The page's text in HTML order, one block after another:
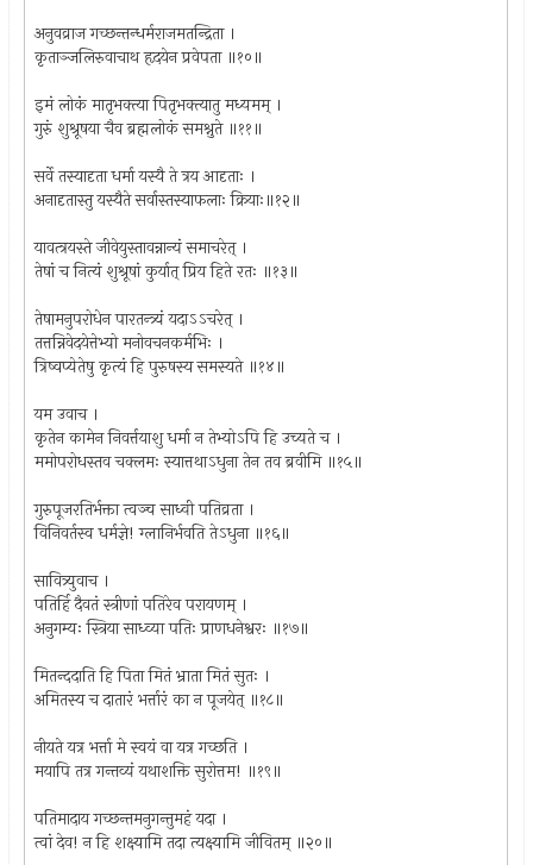
अनुवव्राज गच्छन्तन्धर्मराजमतन्द्रिता ।
कृताञ्जलिरुवाचाथ हृदयेन प्रवेपता ॥१०॥
इमं लोकं मातृभक्त्या पितृभक्त्यातु मध्यमम् ।
गुरुं शुश्रूषया चैव ब्रह्मलोकं समश्नुते ॥११॥
सर्वे तस्यादृता धर्मा यस्यै ते त्रय आदृताः ।
अनादृतास्तु यस्यैते सर्वास्तस्याफलाः क्रियाः॥१२॥
यावत्त्रयस्ते जीवेयुस्तावन्नान्यं समाचरेत् ।
तेषां च नित्यं शुश्रूषां कुर्यात् प्रिय हिते रतः ॥१३॥
तेषामनुपरोधेन पारतन्त्र्यं यदाऽऽचरेत् ।
तत्तन्निवेदयेत्तेभ्यो मनोवचनकर्मभिः ।
त्रिष्वप्येतेषु कृत्यं हि पुरुषस्य समस्यते ॥१४॥
यम उवाच ।
कृतेन कामेन निवर्त्तयाशु धर्मा न तेभ्योऽपि हि उच्यते च ।
ममोपरोधस्तव चक्लमः स्यात्तथाऽधुना तेन तव ब्रवीमि ॥१५॥
गुरुपूजरतिर्भक्ता त्वञ्च साध्वी पतिव्रता ।
विनिवर्तस्व धर्मज्ञे! ग्लानिर्भवति तेऽधुना ॥१६॥
सावित्र्युवाच ।
पतिर्हि दैवतं स्त्रीणां पतिरेव परायणम् ।
अनुगम्यः स्त्रिया साध्व्या पतिः प्राणधनेश्वरः ॥१७॥
मितन्ददाति हि पिता मितं भ्राता मितं सुतः ।
अमितस्य च दातारं भर्त्तारं का न पूजयेत् ॥१८॥
नीयते यत्र भर्त्ता मे स्वयं वा यत्र गच्छति ।
मयापि तत्र गन्तव्यं यथाशक्ति सुरोत्तम! ॥१९॥
पतिमादाय गच्छन्तमनुगन्तुमहं यदा ।
त्वां देव! न हि शक्ष्यामि तदा त्यक्ष्यामि जीवितम् ॥२०॥